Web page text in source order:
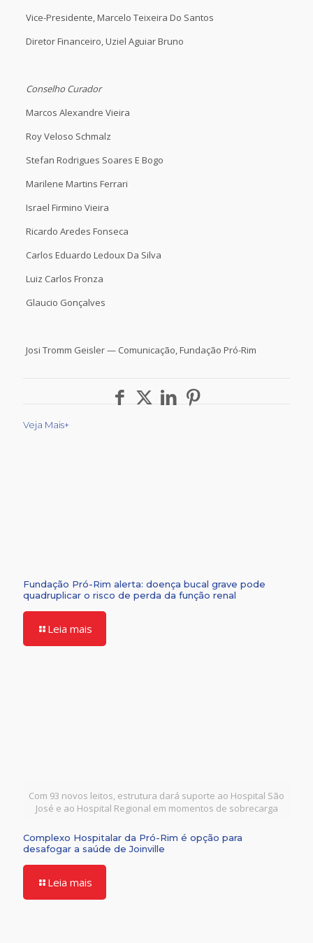
Vice-Presidente, Marcelo Teixeira Do Santos
Diretor Financeiro, Uziel Aguiar Bruno
Conselho Curador
Marcos Alexandre Vieira
Roy Veloso Schmalz
Stefan Rodrigues Soares E Bogo
Marilene Martins Ferrari
Israel Firmino Vieira
Ricardo Aredes Fonseca
Carlos Eduardo Ledoux Da Silva
Luiz Carlos Fronza
Glaucio Gonçalves
Josi Tromm Geisler — Comunicação, Fundação Pró-Rim
Veja Mais+
Fundação Pró-Rim alerta: doença bucal grave pode
quadruplicar o risco de perda da função renal
Leia mais
Com 93 novos leitos, estrutura dará suporte ao Hospital São
José e ao Hospital Regional em momentos de sobrecarga
Complexo Hospitalar da Pró-Rim é opção para
desafogar a saúde de Joinville
Leia mais